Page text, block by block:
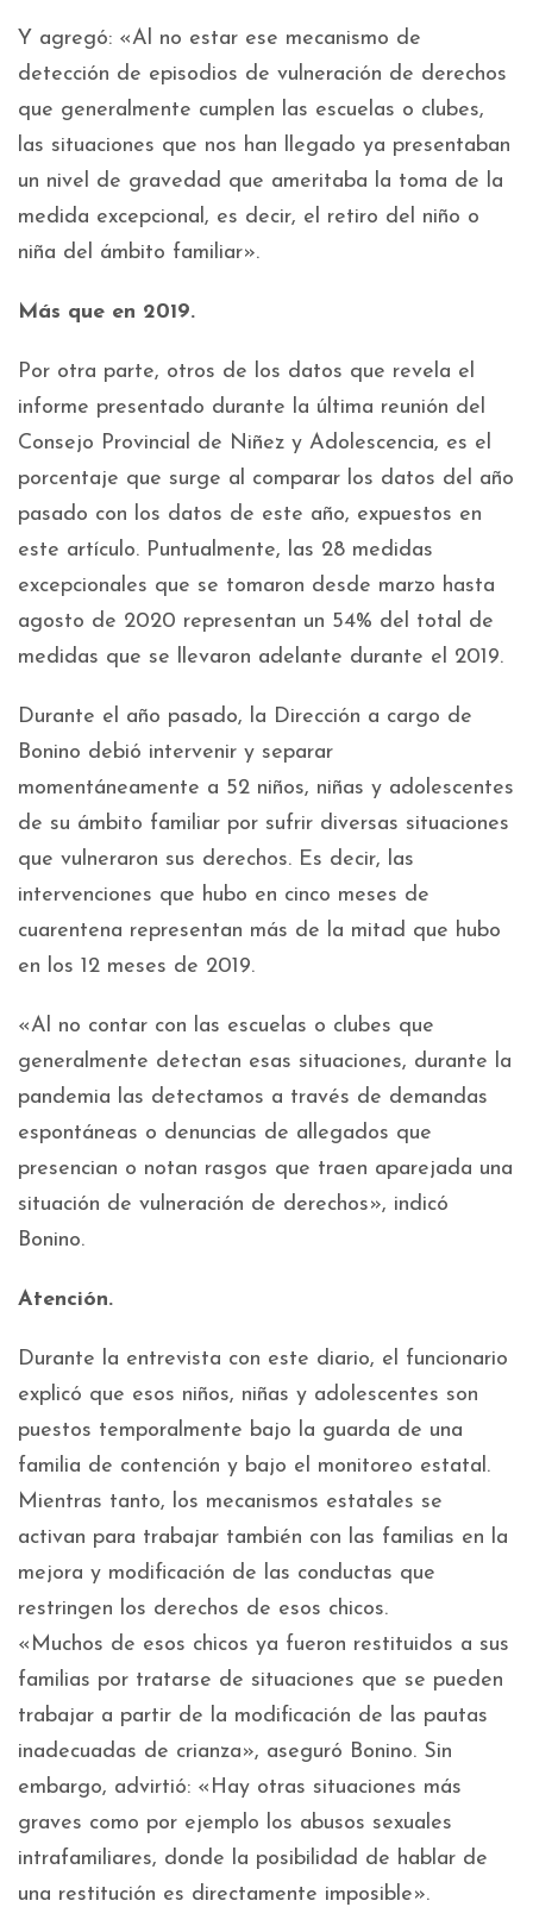
Y agregó: «Al no estar ese mecanismo de
detección de episodios de vulneración de derechos
que generalmente cumplen las escuelas o clubes,
las situaciones que nos han llegado ya presentaban
un nivel de gravedad que ameritaba la toma de la
medida excepcional, es decir, el retiro del niño o
niña del ámbito familiar».
Más que en 2019.
Por otra parte, otros de los datos que revela el
informe presentado durante la última reunión del
Consejo Provincial de Niñez y Adolescencia, es el
porcentaje que surge al comparar los datos del año
pasado con los datos de este año, expuestos en
este artículo. Puntualmente, las 28 medidas
excepcionales que se tomaron desde marzo hasta
agosto de 2020 representan un 54% del total de
medidas que se llevaron adelante durante el 2019.
Durante el año pasado, la Dirección a cargo de
Bonino debió intervenir y separar
momentáneamente a 52 niños, niñas y adolescentes
de su ámbito familiar por sufrir diversas situaciones
que vulneraron sus derechos. Es decir, las
intervenciones que hubo en cinco meses de
cuarentena representan más de la mitad que hubo
en los 12 meses de 2019.
«Al no contar con las escuelas o clubes que
generalmente detectan esas situaciones, durante la
pandemia las detectamos a través de demandas
espontáneas o denuncias de allegados que
presencian o notan rasgos que traen aparejada una
situación de vulneración de derechos», indicó
Bonino.
Atención.
Durante la entrevista con este diario, el funcionario
explicó que esos niños, niñas y adolescentes son
puestos temporalmente bajo la guarda de una
familia de contención y bajo el monitoreo estatal.
Mientras tanto, los mecanismos estatales se
activan para trabajar también con las familias en la
mejora y modificación de las conductas que
restringen los derechos de esos chicos.
«Muchos de esos chicos ya fueron restituidos a sus
familias por tratarse de situaciones que se pueden
trabajar a partir de la modificación de las pautas
inadecuadas de crianza», aseguró Bonino. Sin
embargo, advirtió: «Hay otras situaciones más
graves como por ejemplo los abusos sexuales
intrafamiliares, donde la posibilidad de hablar de
una restitución es directamente imposible».